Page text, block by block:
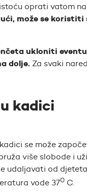
oprati vatom
može se koristiti
ukloniti
dolje.Za svaki
kadici
se može
više slobode i
udaljavati od
vode 370C.